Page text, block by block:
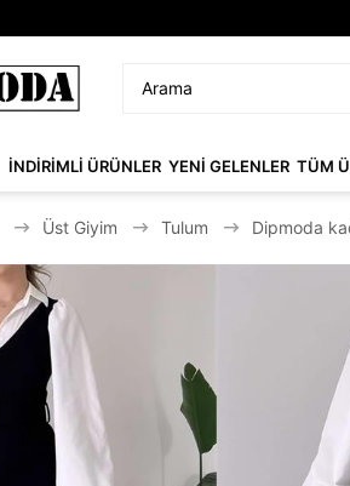
İNDİRİMLİ ÜRÜNLER YENİ GELENLER TÜM
Üst Giyim Tulum Dipmoda